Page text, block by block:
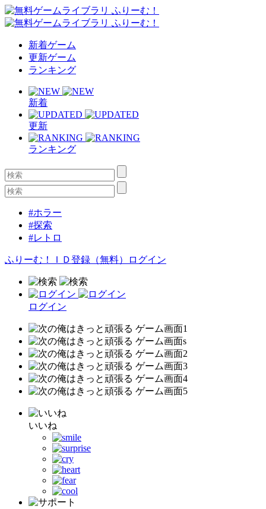
新着ゲーム
更新ゲーム
ランキング
新着
更新
ランキング
#ホラー
#探索
#レトロ
ふりーむ！ＩＤ登録（無料） ログイン
ログイン
いいね